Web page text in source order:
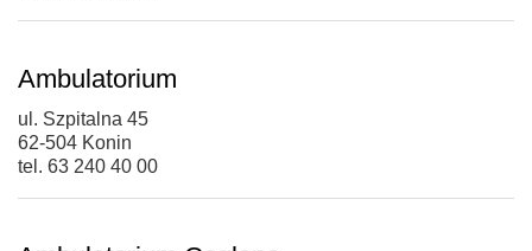
Ambulatorium
ul. Szpitalna 45
62-504 Konin
tel. 63 240 40 00